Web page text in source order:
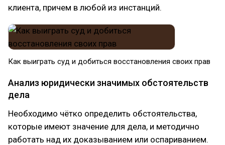
клиента, причем в любой из инстанций.
Как выиграть суд и добиться восстановления своих прав
Анализ юридически значимых обстоятельств
дела
Необходимо чётко определить обстоятельства,
которые имеют значение для дела, и методично
работать над их доказыванием или оспариванием.